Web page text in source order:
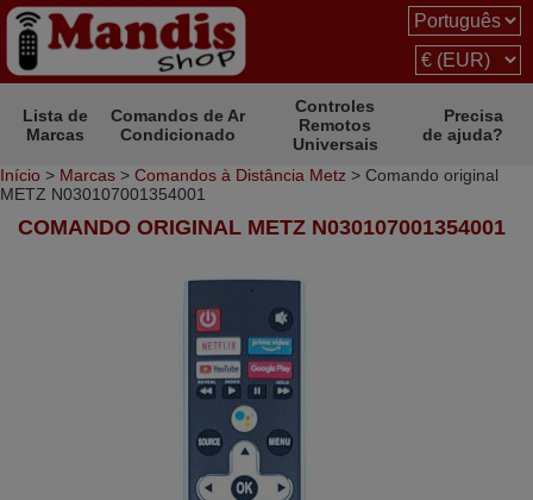
Lista de
Marcas
Comandos de Ar
Condicionado
Controles
Remotos
Universais
Precisa
de ajuda?
Início > Marcas > Comandos à Distância Metz > Comando original
METZ N030107001354001
COMANDO ORIGINAL METZ N030107001354001